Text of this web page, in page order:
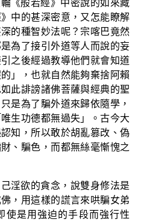
《般若經》中密說的如來藏
中的甚深密意，又怎能瞭解
的種智妙法呢？宗喀巴竟然
為了接引外道等人而說的妄
之後經過教導他們就會知道
」，也就自然能夠棄捨阿賴
此誹謗諸佛菩薩與經典的聖
是為了騙外道來歸依隨學，
生功德都無過失」。古今大
知，所以敢於胡亂篡改、偽
、騙色，而都無絲毫慚愧之
淫欲的貪念，說雙身修法是
，用這樣的謊言來哄騙女弟
使是用強迫的手段而強行性